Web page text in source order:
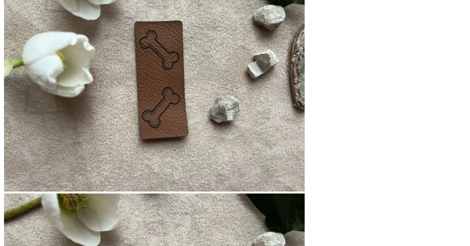
Es befinden sich keine Produkte im Warenkorb.
Zurück zum Shop
0
Warenkorb
Es befinden sich keine Produkte im Warenkorb.
Zurück zum Shop